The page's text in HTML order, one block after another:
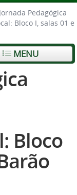
Jornada Pedagógica
Bloco I, salas 01 e
MENU
Bloco